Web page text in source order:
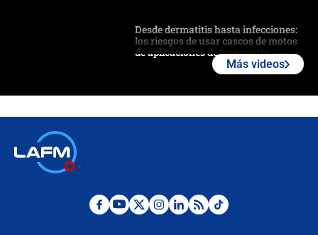
Desde dermatitis hasta infecciones:
los riesgos de usar cascos de motos
de aplicaciones de transporte
Posesión de Abelardo De La Espriella
Más videos